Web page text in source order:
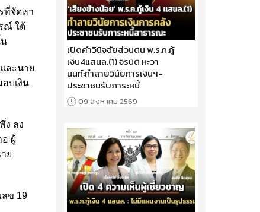
ที่จัดหา
ณ์ ใต้
ละนาย
บเงิน
ง ลง
อ ผู้
ย
ข 19
เปิดคำวินิจฉัยส่วนตน พ.ร.ก.กู้
เงิน4แสนล.(1) จิรนิติ หะวา
นนท์:ทำลายวินัยการเงินฯ-
ประชาชนรับภาระหนี้
09 สิงหาคม 2569